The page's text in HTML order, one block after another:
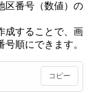
区番号（数値）の
成することで、画
順にできます。
コピー